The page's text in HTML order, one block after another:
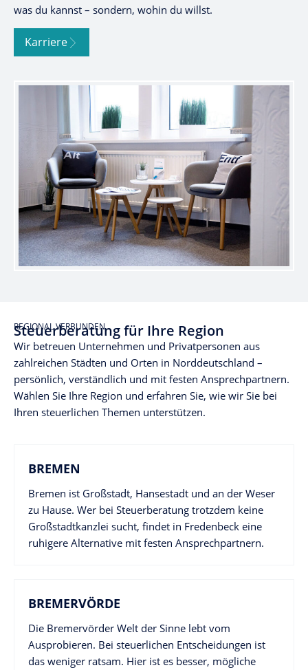
was du kannst – sondern, wohin du willst.
Karriere
REGIONAL VERBUNDEN
Steuerberatung für Ihre Region
Wir betreuen Unternehmen und Privatpersonen aus
zahlreichen Städten und Orten in Norddeutschland –
persönlich, verständlich und mit festen Ansprechpartnern.
Wählen Sie Ihre Region und erfahren Sie, wie wir Sie bei
Ihren steuerlichen Themen unterstützen.
BREMEN
Bremen ist Großstadt, Hansestadt und an der Weser
zu Hause. Wer bei Steuerberatung trotzdem keine
Großstadtkanzlei sucht, findet in Fredenbeck eine
ruhigere Alternative mit festen Ansprechpartnern.
BREMERVÖRDE
Die Bremervörder Welt der Sinne lebt vom
Ausprobieren. Bei steuerlichen Entscheidungen ist
das weniger ratsam. Hier ist es besser, mögliche